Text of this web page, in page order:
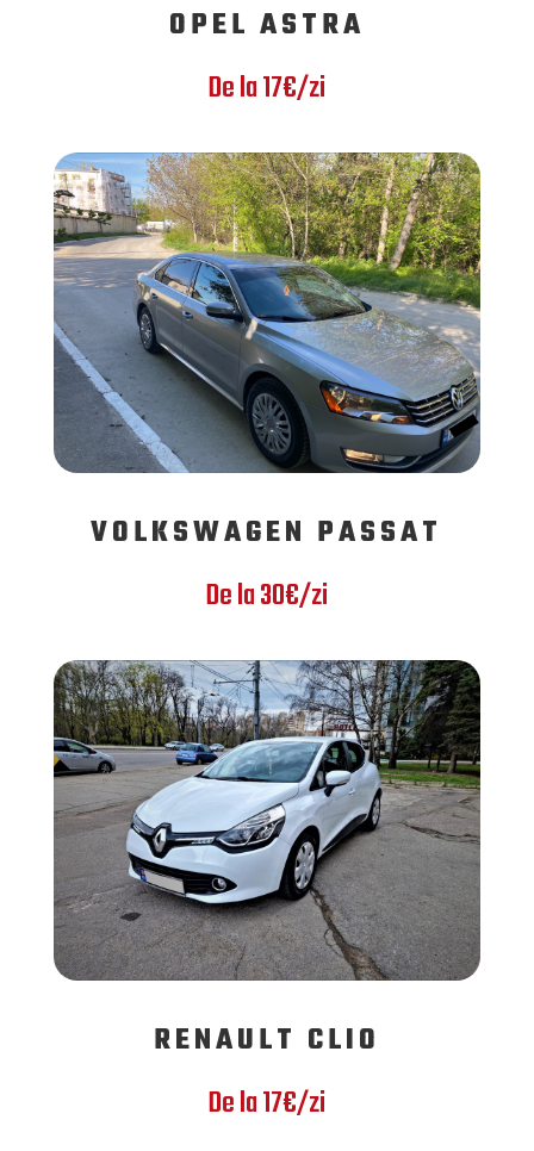
OPEL ASTRA
De la 17€/zi
VOLKSWAGEN PASSAT
De la 30€/zi
RENAULT CLIO
De la 17€/zi